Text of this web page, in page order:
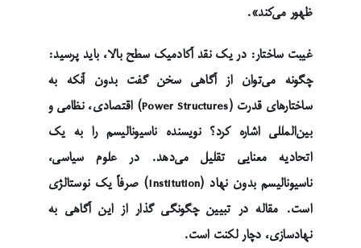
ظهور می‌کند».
غیبت ساختار: در یک نقد آکادمیک سطح بالا، باید پرسید:
چگونه می‌توان از آگاهی سخن گفت بدون آنکه به
ساختارهای قدرت (Power Structures) اقتصادی، نظامی و
بین‌المللی اشاره کرد؟ نویسنده ناسیونالیسم را به یک
اتحادیه معنایی تقلیل می‌دهد. در علوم سیاسی،
ناسیونالیسم بدون نهاد (Institution) صرفاً یک نوستالژی
است. مقاله در تبیین چگونگی گذار از این آگاهی به
نهادسازی، دچار لکنت است.